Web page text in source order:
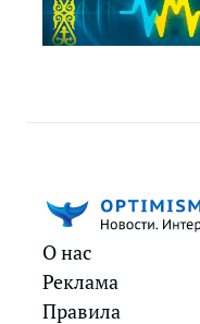
О нас
Реклама
Правила